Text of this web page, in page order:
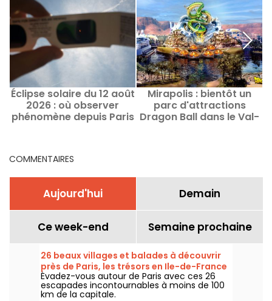
Éclipse solaire du 12 août
2026 : où observer
phénomène depuis Paris
Mirapolis : bientôt un
parc d'attractions
Dragon Ball dans le Val-
COMMENTAIRES
Aujourd'hui Demain
Ce week-end Semaine prochaine
26 beaux villages et balades à découvrir
près de Paris, les trésors en Ile-de-France
Évadez-vous autour de Paris avec ces 26
escapades incontournables à moins de 100
km de la capitale.